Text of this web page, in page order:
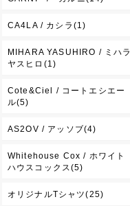
CA4LA / カシラ(1)
MIHARA YASUHIRO / ミハラ
ヤスヒロ(1)
Cote&Ciel / コートエシエー
ル(5)
AS2OV / アッソブ(4)
Whitehouse Cox / ホワイト
ハウスコックス(5)
オリジナルTシャツ(25)